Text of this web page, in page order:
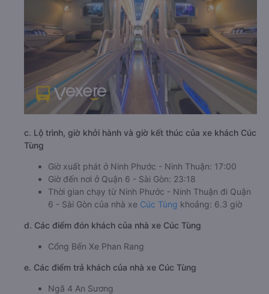
c. Lộ trình, giờ khởi hành và giờ kết thúc của xe khách Cúc
Tùng
Giờ xuất phát ở Ninh Phước - Ninh Thuận: 17:00
Giờ đến nơi ở Quận 6 - Sài Gòn: 23:18
Thời gian chạy từ Ninh Phước - Ninh Thuận đi Quận
6 - Sài Gòn của nhà xe Cúc Tùng khoảng: 6.3 giờ
d. Các điểm đón khách của nhà xe Cúc Tùng
Cổng Bến Xe Phan Rang
e. Các điểm trả khách của nhà xe Cúc Tùng
Ngã 4 An Sương